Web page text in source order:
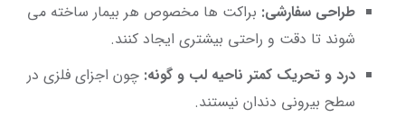
طراحی سفارشی: براکت ها مخصوص هر بیمار ساخته می
شوند تا دقت و راحتی بیشتری ایجاد کنند.
درد و تحریک کمتر ناحیه لب و گونه: چون اجزای فلزی در
سطح بیرونی دندان نیستند.